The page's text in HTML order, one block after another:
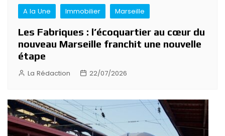
A la Une Immobilier Marseille
Les Fabriques : l’écoquartier au cœur du
nouveau Marseille franchit une nouvelle
étape
La Rédaction 22/07/2026